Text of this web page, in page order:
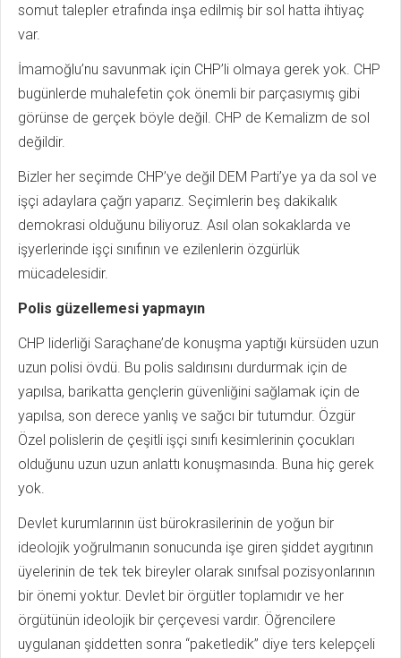
somut talepler etrafında inşa edilmiş bir sol hatta ihtiyaç
var.
İmamoğlu’nu savunmak için CHP’li olmaya gerek yok. CHP
bugünlerde muhalefetin çok önemli bir parçasıymış gibi
görünse de gerçek böyle değil. CHP de Kemalizm de sol
değildir.
Bizler her seçimde CHP’ye değil DEM Parti’ye ya da sol ve
işçi adaylara çağrı yaparız. Seçimlerin beş dakikalık
demokrasi olduğunu biliyoruz. Asıl olan sokaklarda ve
işyerlerinde işçi sınıfının ve ezilenlerin özgürlük
mücadelesidir.
Polis güzellemesi yapmayın
CHP liderliği Saraçhane’de konuşma yaptığı kürsüden uzun
uzun polisi övdü. Bu polis saldırısını durdurmak için de
yapılsa, barikatta gençlerin güvenliğini sağlamak için de
yapılsa, son derece yanlış ve sağcı bir tutumdur. Özgür
Özel polislerin de çeşitli işçi sınıfı kesimlerinin çocukları
olduğunu uzun uzun anlattı konuşmasında. Buna hiç gerek
yok.
Devlet kurumlarının üst bürokrasilerinin de yoğun bir
ideolojik yoğrulmanın sonucunda işe giren şiddet aygıtının
üyelerinin de tek tek bireyler olarak sınıfsal pozisyonlarının
bir önemi yoktur. Devlet bir örgütler toplamıdır ve her
örgütünün ideolojik bir çerçevesi vardır. Öğrencilere
uygulanan şiddetten sonra “paketledik” diye ters kelepçeli